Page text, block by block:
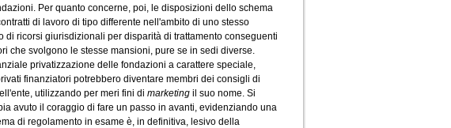
Per quanto concerne, poi, le disposizioni dello schema
di lavoro di tipo differente nell'ambito di uno stesso
ricorsi giurisdizionali per disparità di trattamento conseguenti
che svolgono le stesse mansioni, pure se in sedi diverse.
privatizzazione delle fondazioni a carattere speciale,
finanziatori potrebbero diventare membri dei consigli di
utilizzando per meri fini di marketing il suo nome. Si
avuto il coraggio di fare un passo in avanti, evidenziando una
di regolamento in esame è, in definitiva, lesivo della